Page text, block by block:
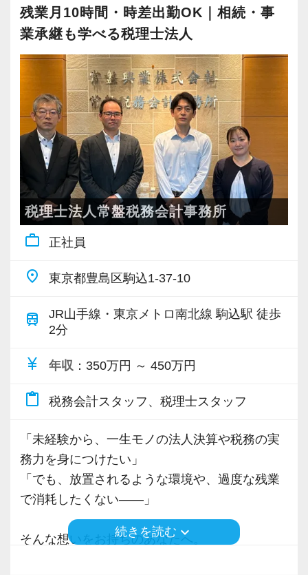
明し丁寧なサービスを提供することで、お客様
から「支持される存在」を目指しています。
って物事を考える事が大切です。
「人に誠実を尽くす」事ができる方なら、すぐ
に活躍できる環境です。
＜社員育成＞
多様化する顧客ニーズに応えるため、税理士業
界全体が日々アップデートする必要がありま
す。
クライアントの期待にしっかりと応えることの
できるプロフェッショナルへと育成するための
教育制度があります。
【具体的には】
大原の会計事務所講座や税務研究会Webセミナ
ーをご自宅でいつでも受講でき、各自のライフ
います。
参考資料や動画を使った研修を行っておりま
＜社内環境＞
会社に長く勤める中で常にライフスタイルが変
化します。
ご家庭、子供の成長に合わせ勤務時間、勤務日
数の変更をしたいときは、ライフスタイルに合
残業月10時間・時差出勤OK｜相続・事
業承継も学べる税理士法人
税理士法人常盤税務会計事務所
work_outline 正社員
place 東京都豊島区駒込1-37-10
train
JR山手線・東京メトロ南北線 駒込駅 徒歩
2分
currency_yen 年収 ：350万円 ～ 450万円
content_paste 税務会計スタッフ、税理士スタッフ
「未経験から、一生モノの法人決算や税務の実
務力を身につけたい」
「でも、放置されるような環境や、過度な残業
で消耗したくない――」
そんな想いをお持ちのあなたへ。
続きを読む keyboard_arrow_down